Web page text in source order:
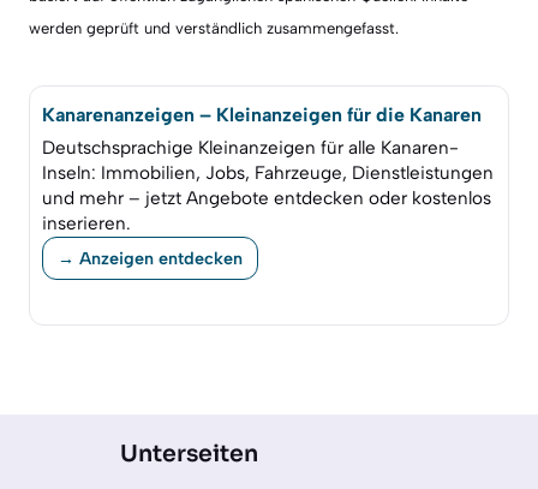
werden geprüft und verständlich zusammengefasst.
Kanarenanzeigen – Kleinanzeigen für die Kanaren
Deutschsprachige Kleinanzeigen für alle Kanaren-
Inseln: Immobilien, Jobs, Fahrzeuge, Dienstleistungen
und mehr – jetzt Angebote entdecken oder kostenlos
inserieren.
→ Anzeigen entdecken
Unterseiten